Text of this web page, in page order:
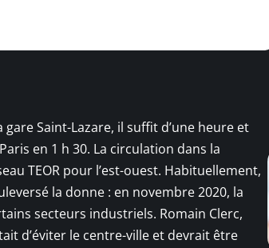
Saint-Lazare, il suffit d’une heure et
en 1 h 30. La circulation dans la
TEOR pour l’est-ouest. Habituellement,
la donne : en novembre 2020, la
secteurs industriels. Romain Clerc,
d’éviter le centre-ville et devrait être